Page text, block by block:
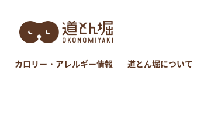
カロリー・アレルギー情報 道とん堀について
カロリー・アレルギー情報 道とん堀について